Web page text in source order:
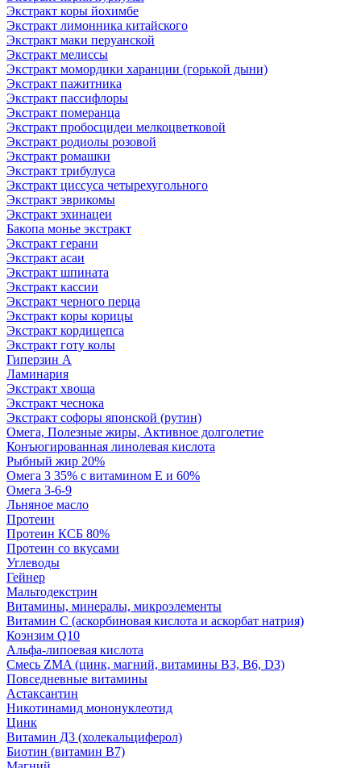
Экстракт коры йохимбе
Экстракт лимонника китайского
Экстракт маки перуанской
Экстракт мелиссы
Экстракт момордики харанции (горькой дыни)
Экстракт пажитника
Экстракт пассифлоры
Экстракт померанца
Экстракт пробосцидеи мелкоцветковой
Экстракт родиолы розовой
Экстракт ромашки
Экстракт трибулуса
Экстракт циссуса четырехугольного
Экстракт эврикомы
Экстракт эхинацеи
Бакопа монье экстракт
Экстракт герани
Экстракт асаи
Экстракт шпината
Экстракт кассии
Экстракт черного перца
Экстракт коры корицы
Экстракт кордицепса
Экстракт готу колы
Гиперзин А
Ламинария
Экстракт хвоща
Экстракт чеснока
Экстракт софоры японской (рутин)
Омега, Полезные жиры, Активное долголетие
Конъюгированная линолевая кислота
Рыбный жир 20%
Омега 3 35% с витамином Е и 60%
Омега 3-6-9
Льняное масло
Протеин
Протеин КСБ 80%
Протеин со вкусами
Углеводы
Гейнер
Мальтодекстрин
Витамины, минералы, микроэлементы
Витамин C (аскорбиновая кислота и аскорбат натрия)
Коэнзим Q10
Альфа-липоевая кислота
Смесь ZMA (цинк, магний, витамины B3, B6, D3)
Повседневные витамины
Астаксантин
Никотинамид мононуклеотид
Цинк
Витамин Д3 (холекальциферол)
Биотин (витамин B7)